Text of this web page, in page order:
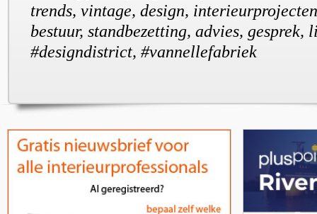
trends, vintage, design,
bestuur, standbezetting, advies, gesprek,
#designdistrict, #vannellefabriek